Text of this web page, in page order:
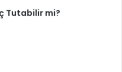
Tutabilir mi?